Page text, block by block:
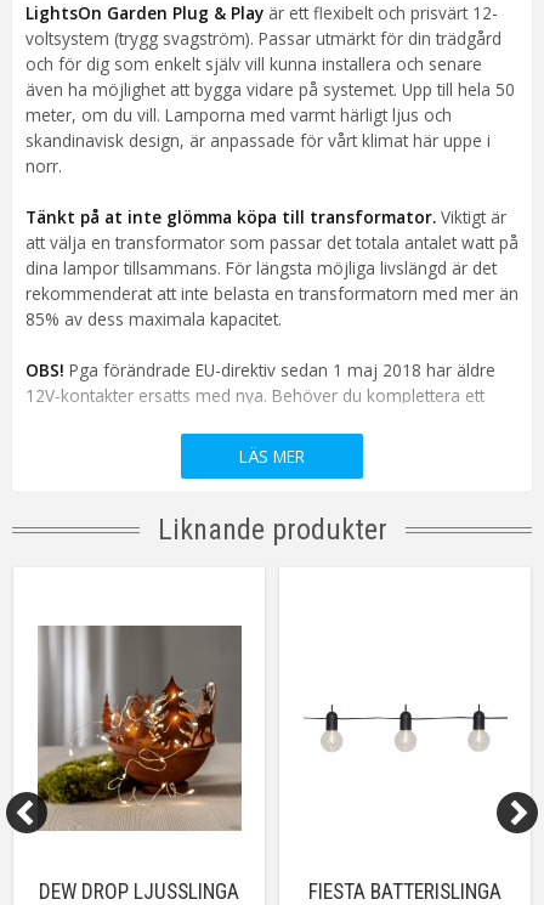
LightsOn Garden Plug & Playär ett flexibelt och prisvärt 12-
voltsystem (trygg svagström). Passar utmärkt för din trädgård
och för dig som enkelt själv vill kunna installera och senare
även ha möjlighet att bygga vidare på systemet. Upp till hela 50
meter, om du vill. Lamporna med varmt härligt ljus och
skandinavisk design, är anpassade för vårt klimat här uppe i
norr.
Tänkt på at inte glömma köpa till transformator.Viktigt är
att välja en transformator som passar det totala antalet watt på
dina lampor tillsammans. För längsta möjliga livslängd är det
rekommenderat att inte belasta en transformatorn med mer än
85% av dess maximala kapacitet.
OBS! Pga förändrade EU-direktiv sedan 1 maj 2018 har äldre
12V-kontakter ersatts med nya. Behöver du komplettera ett
äldre och nyare anslutningarna.LÄS MER
Liknande produkter
DEW DROP LJUSSLINGA
FIESTA BATTERISLINGA